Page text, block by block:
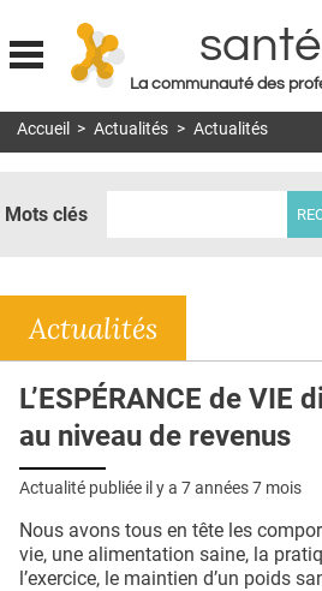
Jump to
La communauté des
MON COMPTE
DOSSIERS
RÉSEAUX
E-REVUE SAD
QUI SOMMES-NOUS ?
Accueil > Actualités > Actualités
Mots clés
Actualités
L’ESPÉRANCE de VIE
au niveau de revenus
Actualité publiée il y a 7 années 7 mois
Nous avons tous en tête les
vie, une alimentation saine, la
l’exercice, le maintien d’un poids